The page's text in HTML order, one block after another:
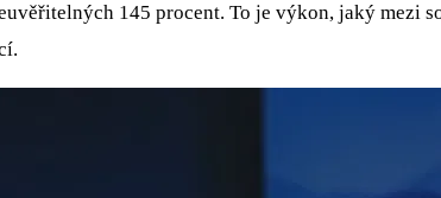
145 procent. To je výkon, jaký mezi